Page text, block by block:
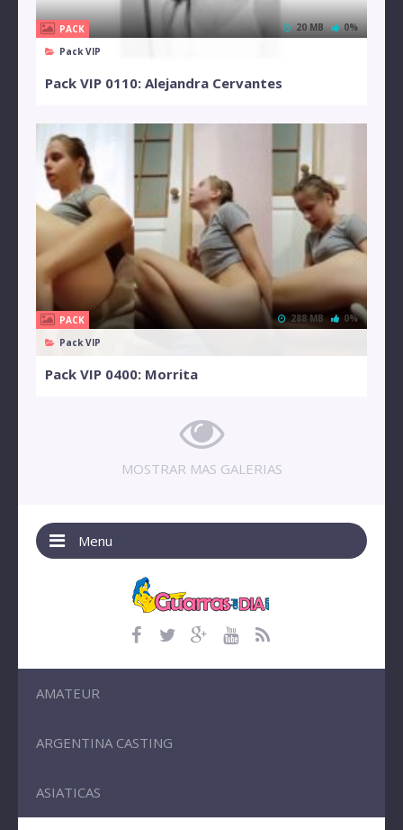
PACK
Pack VIP
20 MB 0%
Pack VIP 0110: Alejandra Cervantes
PACK
Pack VIP
288 MB 0%
Pack VIP 0400: Morrita
MOSTRAR MAS GALERIAS
Menu
AMATEUR
ARGENTINA CASTING
ASIATICAS